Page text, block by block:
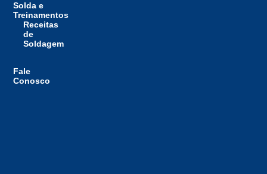
Solda e
Treinamentos
Receitas
de
Soldagem
Fale
Conosco